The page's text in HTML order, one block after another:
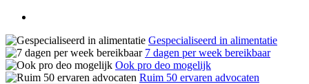
Gespecialiseerd in alimentatie
7 dagen per week bereikbaar
Ook pro deo mogelijk
Ruim 50 ervaren advocaten